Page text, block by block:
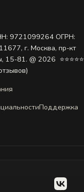
9721099264 ОГРН:
г. Москва, пр-кт
81. @ 2026 ㅤ ⭐⭐⭐⭐⭐
Поддержка